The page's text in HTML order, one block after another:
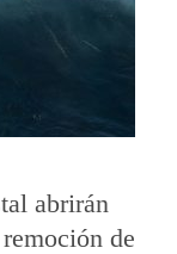
abrirán
de